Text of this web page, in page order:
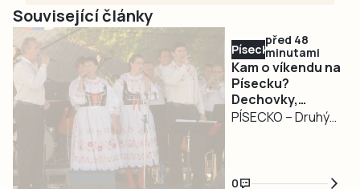
Související články
Písecko
před 48
minutami
Kam o víkendu na
Písecku?
Dechovky,
pohádkový les,
PÍSECKO – Druhý
Písecku pestrý
0